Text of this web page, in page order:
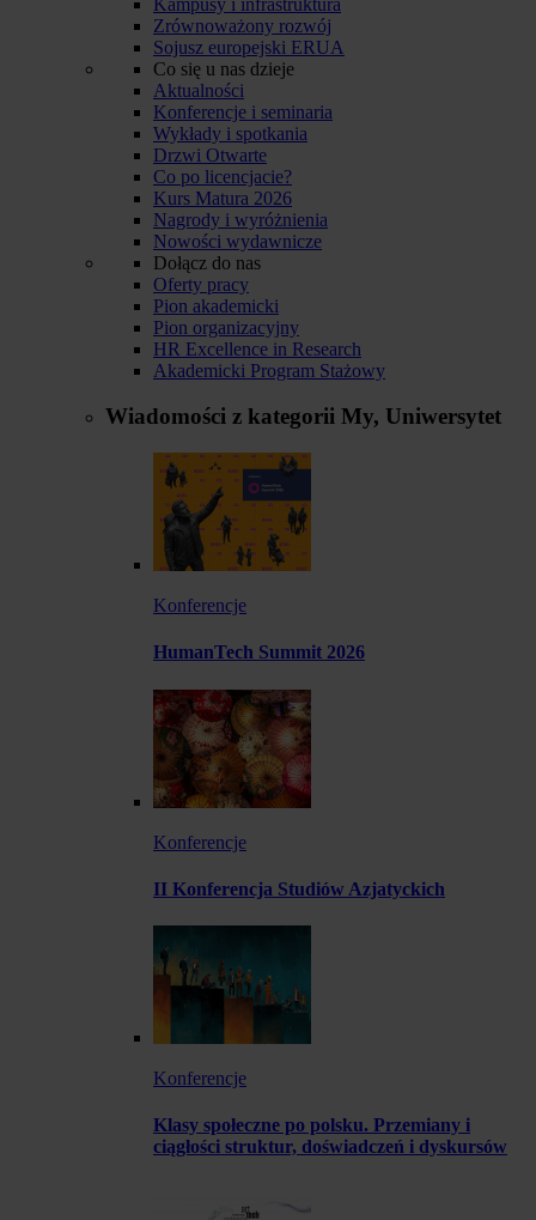
Zrównoważony rozwój
Sojusz europejski ERUA
Co się u nas dzieje
Aktualności
Konferencje i seminaria
Wykłady i spotkania
Drzwi Otwarte
Co po licencjacie?
Kurs Matura 2026
Nagrody i wyróżnienia
Nowości wydawnicze
Dołącz do nas
Oferty pracy
Pion akademicki
Pion organizacyjny
HR Excellence in Research
Akademicki Program Stażowy
Wiadomości z kategorii My, Uniwersytet
Konferencje
HumanTech Summit 2026
Konferencje
II Konferencja Studiów Azjatyckich
Konferencje
Klasy społeczne po polsku. Przemiany i
ciągłości struktur, doświadczeń i dyskursów